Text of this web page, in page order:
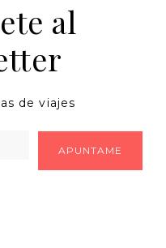
al
de viajes
APUNTAME